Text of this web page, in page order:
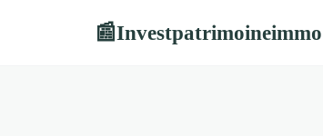
📰Investpatrimoineimmo